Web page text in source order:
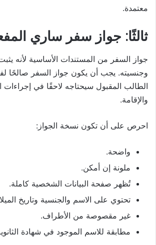
معتمدة.
ثالثًا: جواز سفر ساري
جواز السفر من المستندات الأساسية لأنه
وجنسيته. يجب أن يكون جواز السفر صالحًا
الطالب المقبول سيحتاجه لاحقًا في إجراءات
والإقامة.
احرص على أن تكون نسخة الجواز:
واضحة.
ملونة إن أمكن.
تُظهر صفحة البيانات الشخصية كاملة.
تحتوي على الاسم والجنسية وتاريخ
غير مقصوصة من الأطراف.
مطابقة للاسم الموجود في شهادة